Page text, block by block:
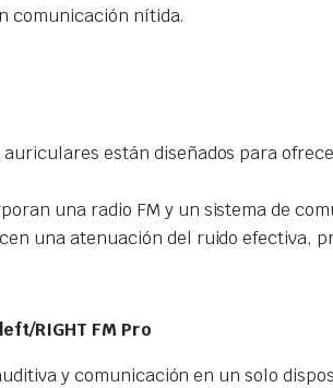
comunicación nítida.
auriculares están diseñados para
una radio FM y un sistema de
una atenuación del ruido efectiva,
RIGHT FM Pro
y comunicación en un solo